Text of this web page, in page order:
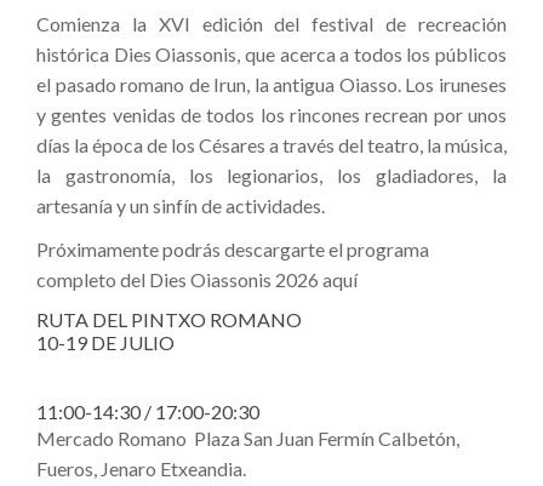
Comienza la XVI edición del festival de recreación
histórica Dies Oiassonis, que acerca a todos los públicos
el pasado romano de Irun, la antigua Oiasso. Los iruneses
y gentes venidas de todos los rincones recrean por unos
días la época de los Césares a través del teatro, la música,
la gastronomía, los legionarios, los gladiadores, la
artesanía y un sinfín de actividades.
Próximamente podrás descargarte el programa
completo del Dies Oiassonis 2026 aquí
RUTA DEL PINTXO ROMANO
10-19 DE JULIO
11:00-14:30 / 17:00-20:30
Mercado Romano Plaza San Juan Fermín Calbetón,
Fueros, Jenaro Etxeandia.